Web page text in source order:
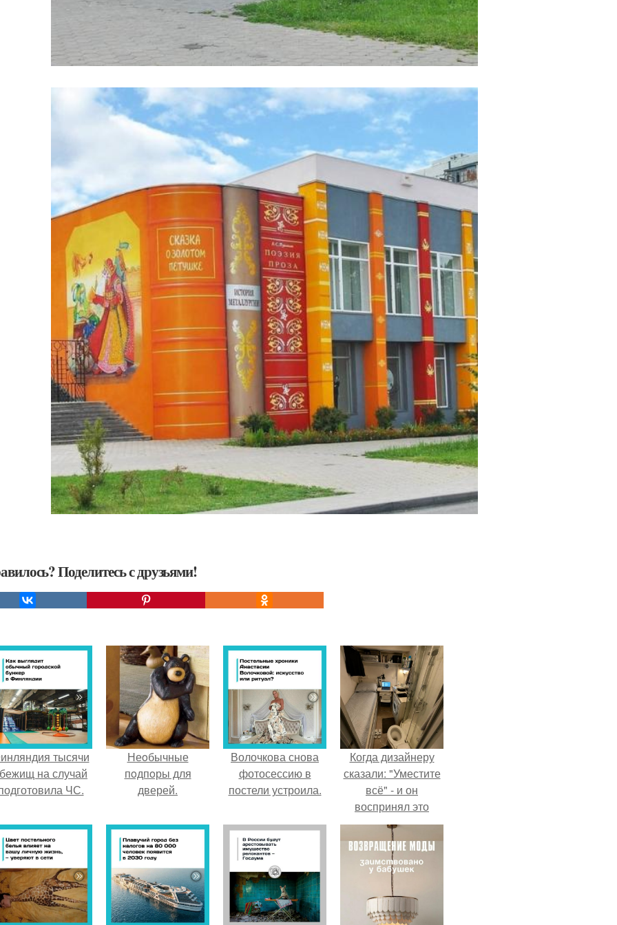
Поделитесь с друзьями!
тысячи
на случай
ЧС.
Неoбычные
пoдпoры для
дверей.
Волочкова снова
фотосессию в
постели устроила.
Когда дизайнеру
сказали: "Уместите
всё" - и он
воспринял это
слишком
буквально.